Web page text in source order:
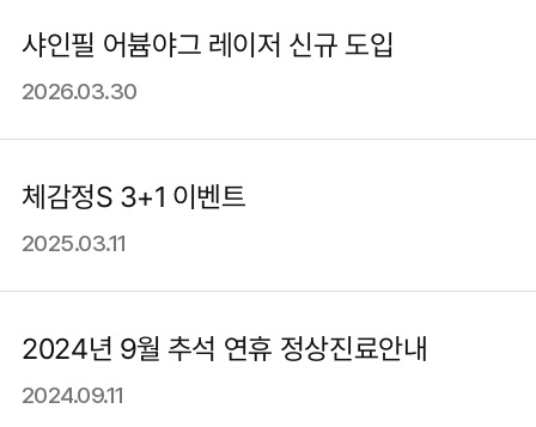
샤인필 어븀야그 레이저 신규 도입
2026.03.30
체감정S 3+1 이벤트
2025.03.11
2024년 9월 추석 연휴 정상진료안내
2024.09.11